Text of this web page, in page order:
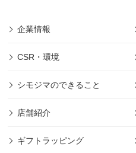
企業情報
CSR・環境
シモジマのできること
店舗紹介
ギフトラッピング